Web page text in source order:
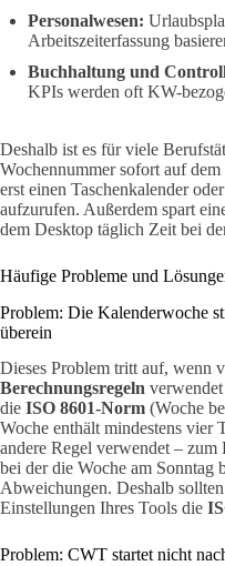
Personalwesen:
Arbeitszeiterfassung
Buchhaltung und
KPIs werden oft KW-
Deshalb ist es für viele
Wochennummer sofort auf
erst einen Taschenkalender
aufzurufen. Außerdem spart
dem Desktop täglich Zeit bei
Häufige Probleme und
Problem: Die Kalenderwoche
überein
Dieses Problem tritt auf, wenn
Berechnungsregeln
die ISO 8601-Norm (Woche
Woche enthält mindestens vier
andere Regel verwendet – zum
bei der die Woche am Sonntag
Abweichungen. Deshalb
Einstellungen Ihres Tools die
Problem: CWT startet nicht